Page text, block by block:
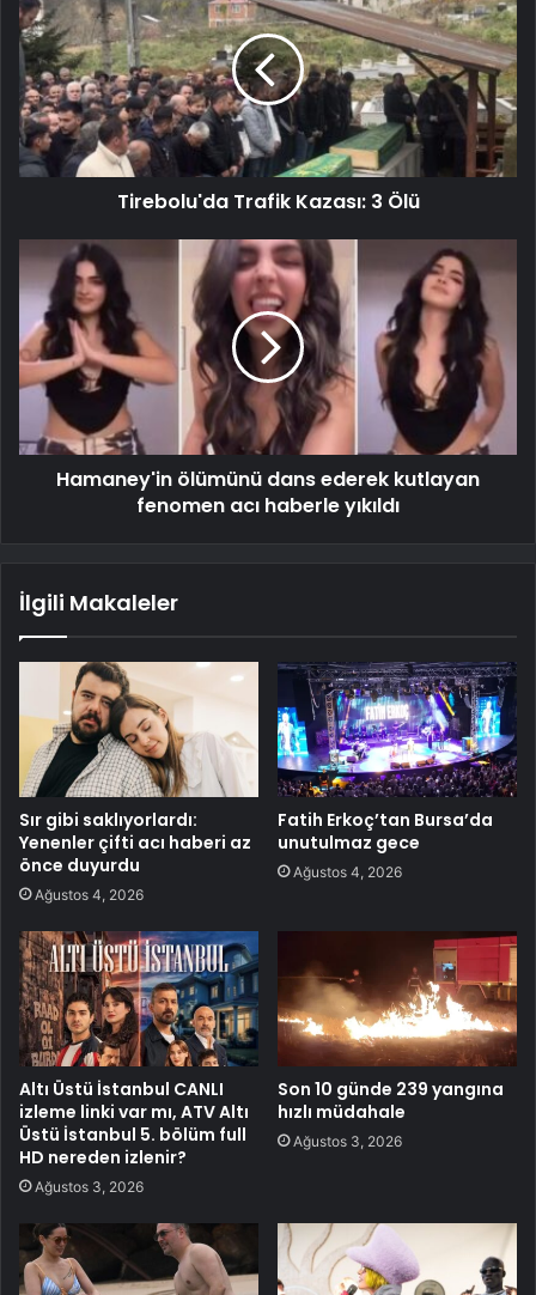
Tirebolu'da Trafik Kazası: 3 Ölü
Hamaney'in ölümünü dans ederek kutlayan
fenomen acı haberle yıkıldı
İlgili Makaleler
Sır gibi saklıyorlardı:
Yenenler çifti acı haberi az
önce duyurdu
Ağustos 4, 2026
Fatih Erkoç’tan Bursa’da
unutulmaz gece
Ağustos 4, 2026
Altı Üstü İstanbul CANLI
izleme linki var mı, ATV Altı
Üstü İstanbul 5. bölüm full
HD nereden izlenir?
Ağustos 3, 2026
Son 10 günde 239 yangına
hızlı müdahale
Ağustos 3, 2026